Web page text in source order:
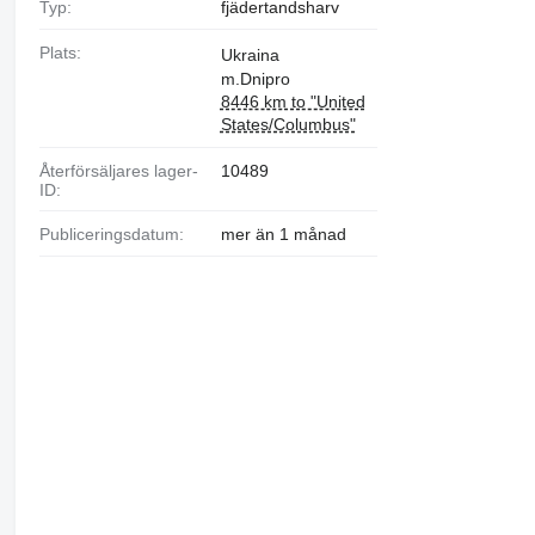
Typ: fjädertandsharv
Plats:
Ukraina
m.Dnipro
8446 km to "United
States/Columbus"
Återförsäljares lager-
ID:
10489
Publiceringsdatum: mer än 1 månad